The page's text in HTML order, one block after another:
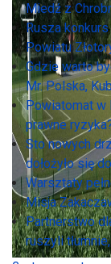
Miedź z
Rusza
Powiatu
Gdzie warto
Mr. Polska,
Powiatomat w
prawne
Sto nowych
dołożyło się
Warsztaty
Misja
Partnerstwo
ruszyli